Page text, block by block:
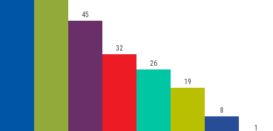
45
32
26
19
8
1